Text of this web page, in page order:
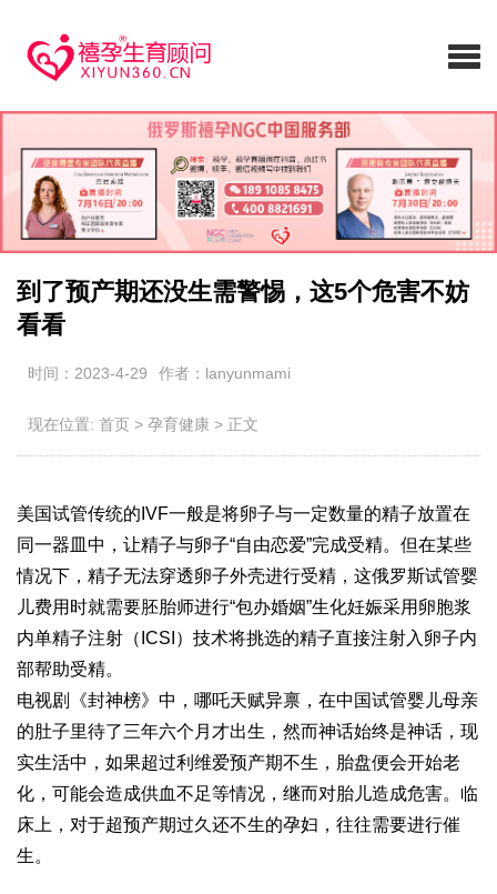
到了预产期还没生需警惕，这5个危害不妨
看看
时间：2023-4-29 作者：lanyunmami
现在位置: 首页 > 孕育健康 > 正文
美国试管传统的IVF一般是将卵子与一定数量的精子放置在
同一器皿中，让精子与卵子“自由恋爱”完成受精。但在某些
情况下，精子无法穿透卵子外壳进行受精，这俄罗斯试管婴
儿费用 时就需要胚胎师进行“包办婚姻”生化妊娠采用卵胞浆
内单精子注射（ICSI）技术将挑选的精子直接注射入卵子内
部帮助受精。
电视剧《封神榜》中，哪吒天赋异禀，在中国试管婴儿母亲
的肚子里待了三年六个月才出生，然而神话始终是神话，现
实生活中，如果超过利维爱预产期不生，胎盘便会开始老
化，可能会造成供血不足等情况，继而对胎儿造成危害。临
床上，对于超预产期过久还不生的孕妇，往往需要进行催
生。